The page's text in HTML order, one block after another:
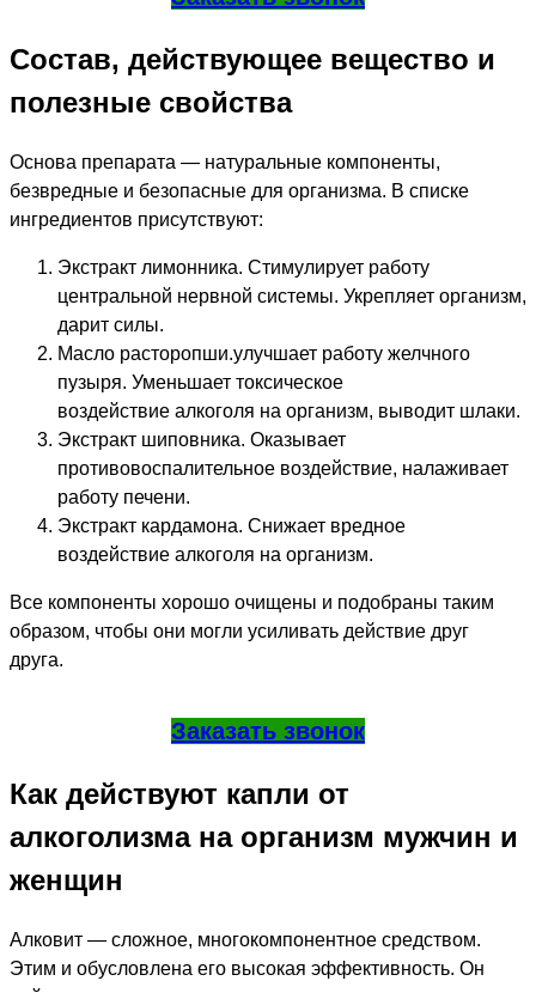
Состав, действующее вещество и
полезные свойства
Основа препарата — натуральные компоненты,
безвредные и безопасные для организма. В списке
ингредиентов присутствуют:
Экстракт лимонника. Стимулирует работу
центральной нервной системы. Укрепляет организм,
дарит силы.
Масло расторопши.улучшает работу желчного
пузыря. Уменьшает токсическое
воздействие алкоголя на организм, выводит шлаки.
Экстракт шиповника. Оказывает
противовоспалительное воздействие, налаживает
работу печени.
Экстракт кардамона. Снижает вредное
воздействие алкоголя на организм.
Все компоненты хорошо очищены и подобраны таким
образом, чтобы они могли усиливать действие друг
друга.
Заказать звонок
Как действуют капли от
алкоголизма на организм мужчин и
женщин
Алковит — сложное, многокомпонентное средством.
Этим и обусловлена его высокая эффективность. Он